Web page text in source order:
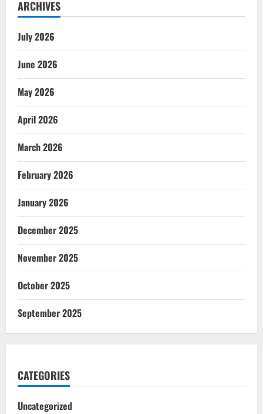
ARCHIVES
July 2026
June 2026
May 2026
April 2026
March 2026
February 2026
January 2026
December 2025
November 2025
October 2025
September 2025
CATEGORIES
Uncategorized